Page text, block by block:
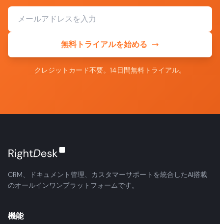
無料トライアルを始める
クレジットカード不要。14日間無料トライアル。
CRM、ドキュメント管理、カスタマーサポートを統合したAI搭載
のオールインワンプラットフォームです。
機能